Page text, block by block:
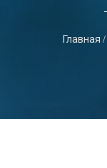
Главная